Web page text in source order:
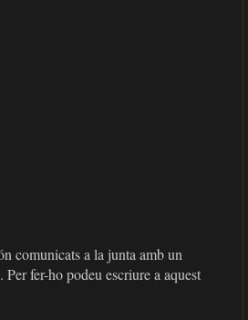
comunicats a la junta amb un
fer-ho podeu escriure a aquest